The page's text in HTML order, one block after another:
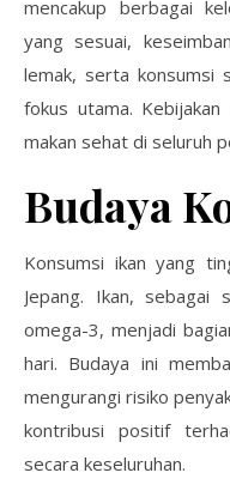
mencakup berbagai
yang sesuai,
lemak, serta konsumsi
fokus utama.
makan sehat di seluruh
Budaya
Konsumsi ikan yang
Jepang. Ikan, sebagai
omega-3, menjadi
hari. Budaya ini
mengurangi risiko
kontribusi positif
secara keseluruhan.